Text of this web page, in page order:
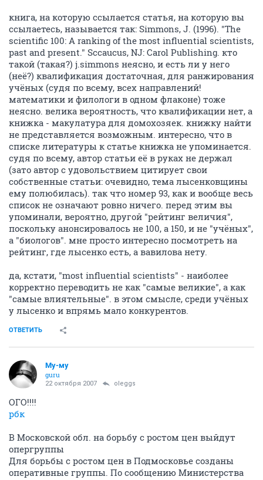
книга, на которую ссылается статья, на которую вы
ссылаетесь, называется так: Simmons, J. (1996). "The
scientific 100: A ranking of the most influential scientists,
past and present." Sccaucus, NJ: Carol Publishing. кто
такой (такая?) j.simmons неясно, и есть ли у него
(неё?) квалификация достаточная, для ранжирования
учёных (судя по всему, всех направлений!
математики и филологи в одном флаконе) тоже
неясно. велика вероятность, что квалификации нет, а
книжка - макулатура для домохозяек. книжку найти
не представляется возможным. интересно, что в
списке литературы к статье книжка не упоминается.
судя по всему, автор статьи её в руках не держал
(зато автор с удовольствием цитирует свои
собственные статьи: очевидно, тема лысенковщины
ему полюбилась). так что номер 93, как и вообще весь
список не означают ровно ничего. перед этим вы
упоминали, вероятно, другой "рейтинг величия",
поскольку анонсировалось не 100, а 150, и не "учёных",
а "биологов". мне просто интересно посмотреть на
рейтинг, где лысенко есть, а вавилова нету.
да, кстати, "most influential scientists" - наиболее
корректно переводить не как "самые великие", а как
"самые влиятельные". в этом смысле, среди учёных
у лысенко и впрямь мало конкурентов.
ОТВЕТИТЬ
Му-му
guru
22 октября 2007 oleggs
ОГО!!!!
рбк
В Московской обл. на борьбу с ростом цен выйдут
опергруппы
Для борьбы с ростом цен в Подмосковье созданы
оперативные группы. По сообщению Министерства